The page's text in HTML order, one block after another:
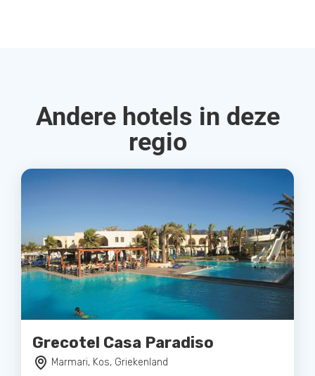
Andere hotels in deze
regio
Grecotel Casa Paradiso
Marmari, Kos, Griekenland